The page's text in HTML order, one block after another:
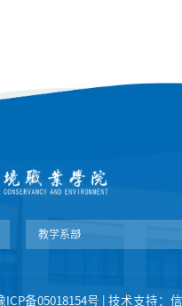
教学系部
ICP备05018154号 | 技术支持：